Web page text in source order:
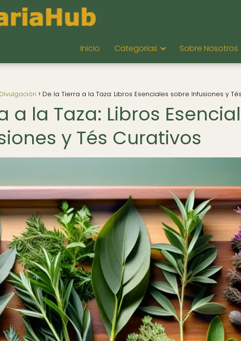
Inicio Categorias Sobre Nosotros
De la Tierra a la Taza: Libros Esenciales sobre Infusiones y
a la Taza: Libros
y Tés Curativos